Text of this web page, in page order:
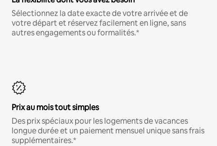
Sélectionnez la date exacte de votre arrivée et de
votre départ et réservez facilement en ligne, sans
autres engagements ou formalités.*
Prix au mois tout simples
Des prix spéciaux pour les logements de vacances
longue durée et un paiement mensuel unique sans frais
supplémentaires.*